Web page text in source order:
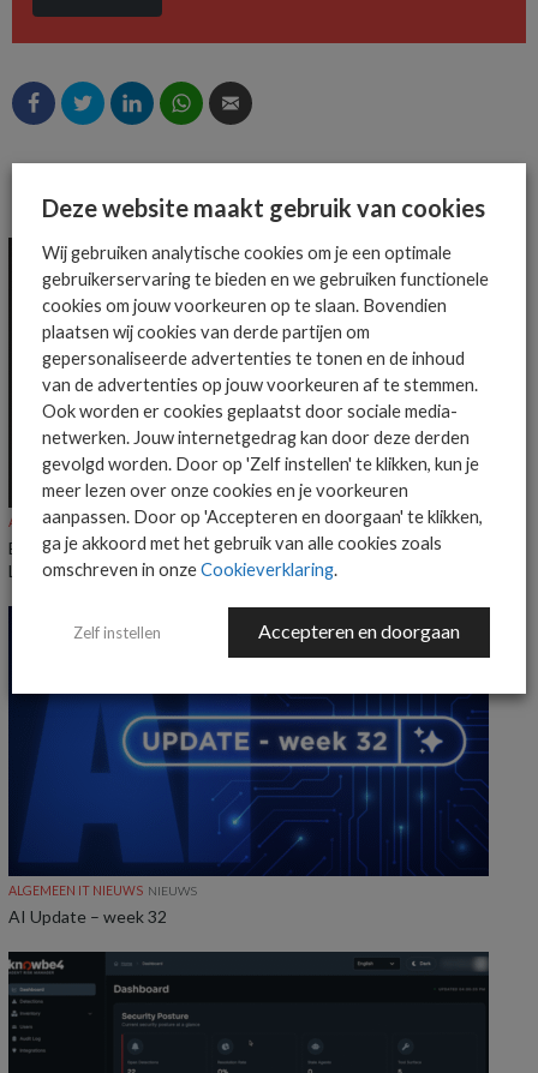
MEER ALGEMEEN IT NIEUWS NIEUWS
ALGEMEEN IT NIEUWS NIEUWS
Everpure benoemt Craig Robertson tot Head of Partners EMEA en
LatAm
ALGEMEEN IT NIEUWS NIEUWS
AI Update – week 32
Deze website maakt gebruik van cookies
Wij gebruiken analytische cookies om je een optimale
gebruikerservaring te bieden en we gebruiken functionele
cookies om jouw voorkeuren op te slaan. Bovendien
plaatsen wij cookies van derde partijen om
gepersonaliseerde advertenties te tonen en de inhoud
van de advertenties op jouw voorkeuren af te stemmen.
Ook worden er cookies geplaatst door sociale media-
netwerken. Jouw internetgedrag kan door deze derden
gevolgd worden. Door op 'Zelf instellen' te klikken, kun je
meer lezen over onze cookies en je voorkeuren
aanpassen. Door op 'Accepteren en doorgaan' te klikken,
ga je akkoord met het gebruik van alle cookies zoals
omschreven in onzeCookieverklaring.
Zelf instellen Accepteren en doorgaan